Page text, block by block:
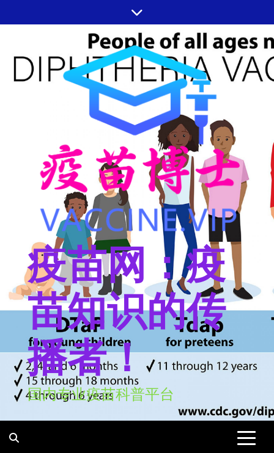
至
疫苗网：疫
苗知识的传
播者！
国内专业疫苗科普平台